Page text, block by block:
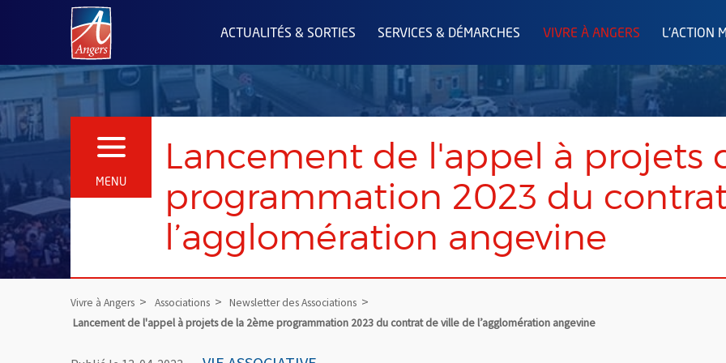
Angers.fr : Retour à l'accueil
ACTUALITÉS & SORTIES SERVICES & DÉMARCHES VIVRE À ANGERS L'ACTION
MENU
Lancement de l'appel à projets
programmation 2023 du
l’agglomération angevine
Vivre à Angers Associations
Newsletter des Associations
Lancement de l'appel à projets de la 2ème programmation 2023 du contrat de ville de l’agglomération angevine